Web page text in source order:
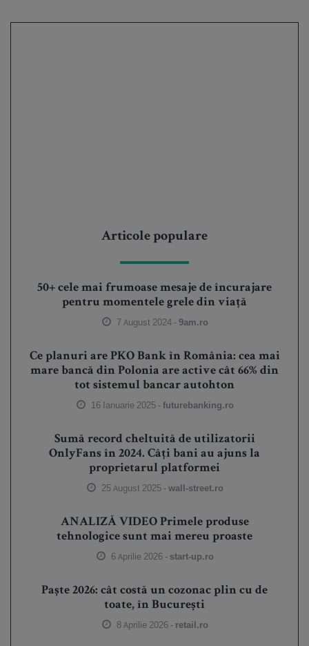
Articole populare
50+ cele mai frumoase mesaje de încurajare
pentru momentele grele din viață
7 August 2024 -9am.ro
Ce planuri are PKO Bank în România: cea mai
mare bancă din Polonia are active cât 66% din
tot sistemul bancar autohton
16 Ianuarie 2025 -futurebanking.ro
Sumă record cheltuită de utilizatorii
OnlyFans în 2024. Câți bani au ajuns la
proprietarul platformei
25 August 2025 -wall-street.ro
ANALIZĂ VIDEO Primele produse
tehnologice sunt mai mereu proaste
6 Aprilie 2026 - start-up.ro
Paște 2026: cât costă un cozonac plin cu de
toate, în București
8 Aprilie 2026 - retail.ro